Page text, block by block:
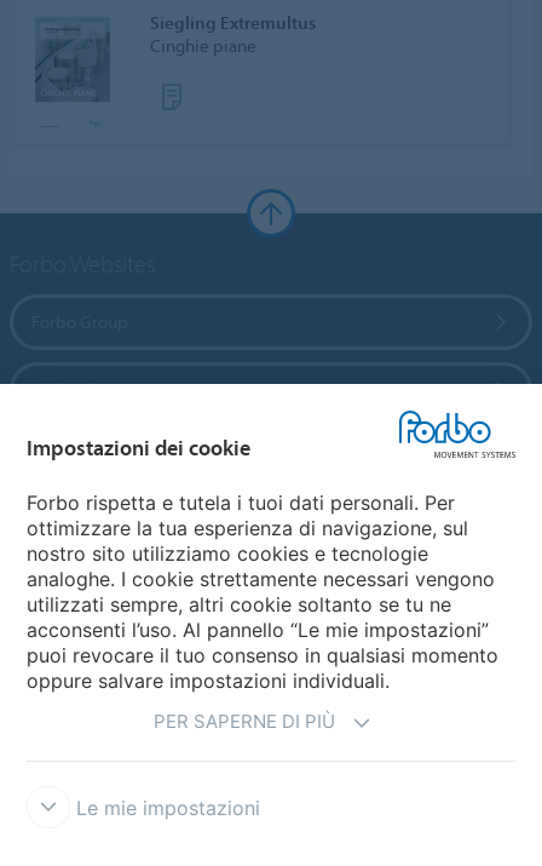
Siegling Extremultus
Cinghie piane
Forbo Flooring Systems
Forbo Movement Systems
Seleziona una Nazione
Seleziona la tua Nazione
Impostazioni dei cookie
Forbo rispetta e tutela i tuoi dati personali. Per
ottimizzare la tua esperienza di navigazione, sul
nostro sito utilizziamo cookies e tecnologie
analoghe. I cookie strettamente necessari vengono
utilizzati sempre, altri cookie soltanto se tu ne
acconsenti l’uso. Al pannello “Le mie impostazioni”
puoi revocare il tuo consenso in qualsiasi momento
oppure salvare impostazioni individuali.
PER SAPERNE DI PIÙ
Le mie impostazioni